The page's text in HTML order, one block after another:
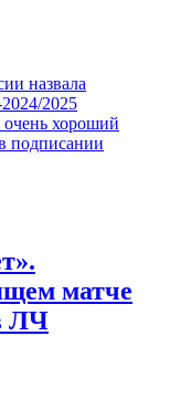
назвала
2025
хороший
подписании
матче
ЛЧ